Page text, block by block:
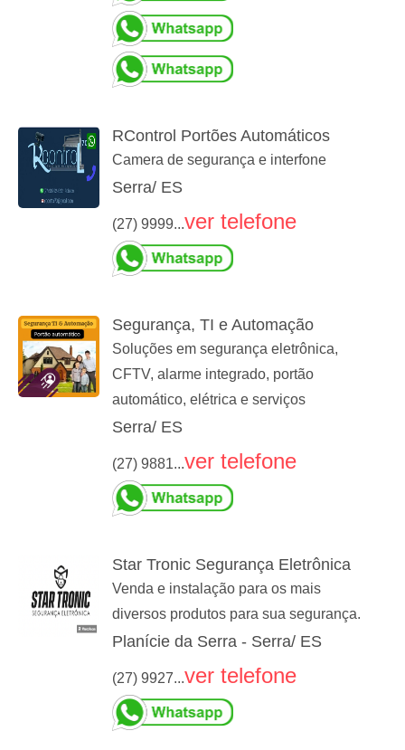
RControl Portões Automáticos
Camera de segurança e interfone
Serra/ ES
(27) 9999...ver telefone
Segurança, TI e Automação
Soluções em segurança eletrônica,
CFTV, alarme integrado, portão
automático, elétrica e serviços
Serra/ ES
(27) 9881...ver telefone
Star Tronic Segurança Eletrônica
Venda e instalação para os mais
diversos produtos para sua segurança.
Planície da Serra - Serra/ ES
(27) 9927...ver telefone